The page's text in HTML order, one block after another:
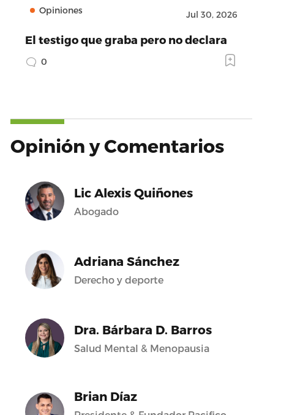
Opiniones Jul 30, 2026
El testigo que graba pero no declara
0
Opinión y Comentarios
Lic Alexis Quiñones
Abogado
Adriana Sánchez
Derecho y deporte
Dra. Bárbara D. Barros
Salud Mental & Menopausia
Brian Díaz